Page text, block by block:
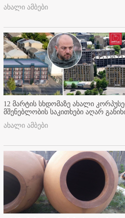
ახალი ამბები
12 მარტის სხდომაზე ახალი
მშენებლობის საკითხები აღარ
ახალი ამბები